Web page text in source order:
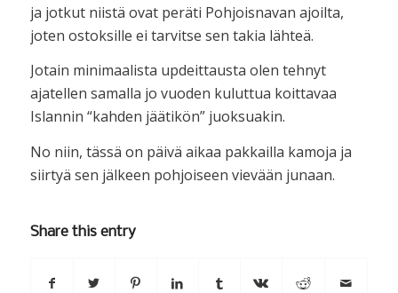
ja jotkut niistä ovat peräti Pohjoisnavan ajoilta,
joten ostoksille ei tarvitse sen takia lähteä.
Jotain minimaalista updeittausta olen tehnyt
ajatellen samalla jo vuoden kuluttua koittavaa
Islannin “kahden jäätikön” juoksuakin.
No niin, tässä on päivä aikaa pakkailla kamoja ja
siirtyä sen jälkeen pohjoiseen vievään junaan.
Share this entry